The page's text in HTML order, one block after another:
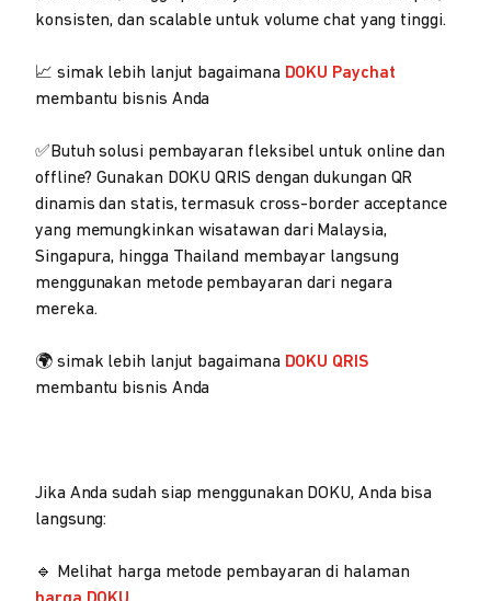
konsisten, dan scalable untuk volume chat yang tinggi.
📈 simak lebih lanjut bagaimana DOKU Paychat
membantu bisnis Anda
✅Butuh solusi pembayaran fleksibel untuk online dan
offline? Gunakan DOKU QRIS dengan dukungan QR
dinamis dan statis, termasuk cross-border acceptance
yang memungkinkan wisatawan dari Malaysia,
Singapura, hingga Thailand membayar langsung
menggunakan metode pembayaran dari negara
mereka.
🌍 simak lebih lanjut bagaimana DOKU QRIS
membantu bisnis Anda
Jika Anda sudah siap menggunakan DOKU, Anda bisa
langsung:
🔹 Melihat harga metode pembayaran di halaman